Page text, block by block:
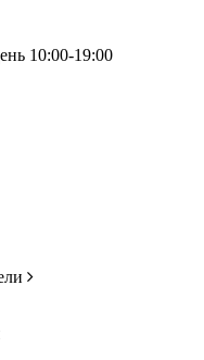
10:00-19:00